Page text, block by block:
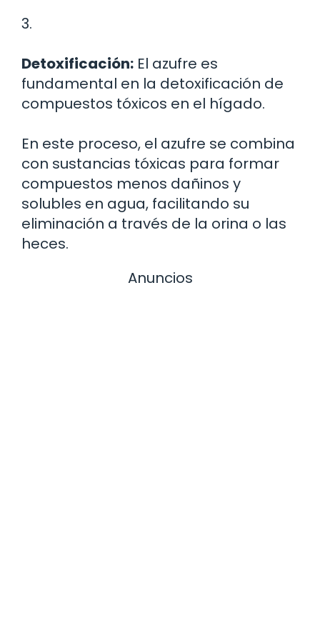
3.
Detoxificación: El azufre es
fundamental en la detoxificación de
compuestos tóxicos en el hígado.
En este proceso, el azufre se combina
con sustancias tóxicas para formar
compuestos menos dañinos y
solubles en agua, facilitando su
eliminación a través de la orina o las
heces.
Anuncios